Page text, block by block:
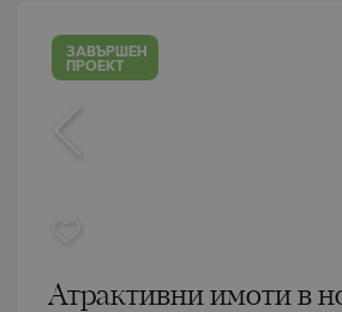
ЗАВЪРШЕН
ПРОЕКТ
Атрактивни имоти в